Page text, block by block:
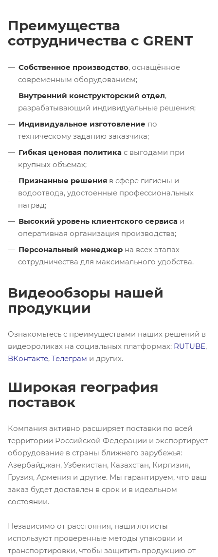
Преимущества
сотрудничества с GRENT
Собственное производство, оснащённое
современным оборудованием;
Внутренний конструкторский отдел,
разрабатывающий индивидуальные решения;
Индивидуальное изготовление по
техническому заданию заказчика;
Гибкая ценовая политика с выгодами при
крупных объёмах;
Признанные решения в сфере гигиены и
водоотвода, удостоенные профессиональных
наград;
Высокий уровень клиентского сервиса и
оперативная организация производства;
Персональный менеджер на всех этапах
сотрудничества для максимального удобства.
Видеообзоры нашей
продукции
Ознакомьтесь с преимуществами наших решений в
видеороликах на социальных платформах: RUTUBE,
ВКонтакте, Телеграм и других.
Широкая география
поставок
Компания активно расширяет поставки по всей
территории Российской Федерации и экспортирует
оборудование в страны ближнего зарубежья:
Азербайджан, Узбекистан, Казахстан, Киргизия,
Грузия, Армения и другие. Мы гарантируем, что ваш
заказ будет доставлен в срок и в идеальном
состоянии.
Независимо от расстояния, наши логисты
используют проверенные методы упаковки и
транспортировки, чтобы защитить продукцию от